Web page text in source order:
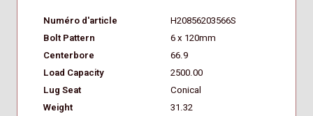
Numéro d'article
H20856203566S
Bolt Pattern
6 x 120mm
Centerbore
66.9
Load Capacity
2500.00
Lug Seat
Conical
Weight
31.32